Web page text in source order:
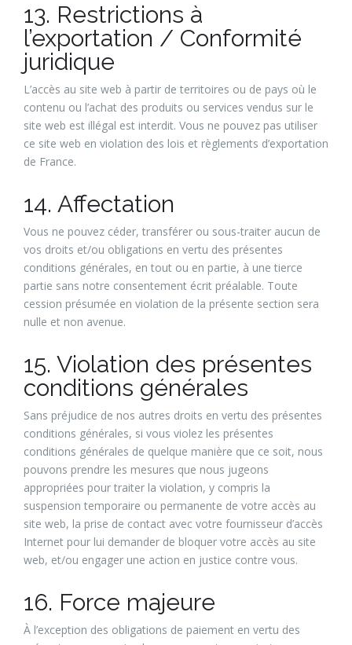
13. Restrictions à
l’exportation / Conformité
juridique
L’accès au site web à partir de territoires ou de pays où le
contenu ou l’achat des produits ou services vendus sur le
site web est illégal est interdit. Vous ne pouvez pas utiliser
ce site web en violation des lois et règlements d’exportation
de France.
14. Affectation
Vous ne pouvez céder, transférer ou sous-traiter aucun de
vos droits et/ou obligations en vertu des présentes
conditions générales, en tout ou en partie, à une tierce
partie sans notre consentement écrit préalable. Toute
cession présumée en violation de la présente section sera
nulle et non avenue.
15. Violation des présentes
conditions générales
Sans préjudice de nos autres droits en vertu des présentes
conditions générales, si vous violez les présentes
conditions générales de quelque manière que ce soit, nous
pouvons prendre les mesures que nous jugeons
appropriées pour traiter la violation, y compris la
suspension temporaire ou permanente de votre accès au
site web, la prise de contact avec votre fournisseur d’accès
Internet pour lui demander de bloquer votre accès au site
web, et/ou engager une action en justice contre vous.
16. Force majeure
À l’exception des obligations de paiement en vertu des